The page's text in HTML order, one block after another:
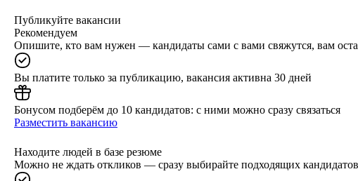
Публикуйте вакансии
Рекомендуем
Опишите, кто вам нужен — кандидаты сами с вами свяжутся, вам
Вы платите только за публикацию, вакансия активна 30 дней
Бонусом подберём до 10 кандидатов: с ними можно сразу связаться
Разместить вакансию
Находите людей в базе резюме
Можно не ждать откликов — сразу выбирайте подходящих